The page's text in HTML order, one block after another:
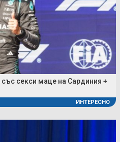
секси маце на Сардиния +
ИНТЕРЕСНО